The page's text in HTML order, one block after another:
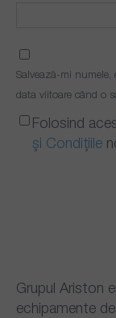
Salvează-mi
data viitoare când o
Folosind
și Condițiile
Grupul Ariston
echipamente